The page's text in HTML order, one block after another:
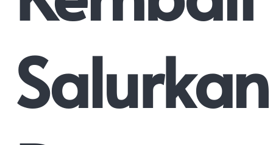
Salurkan